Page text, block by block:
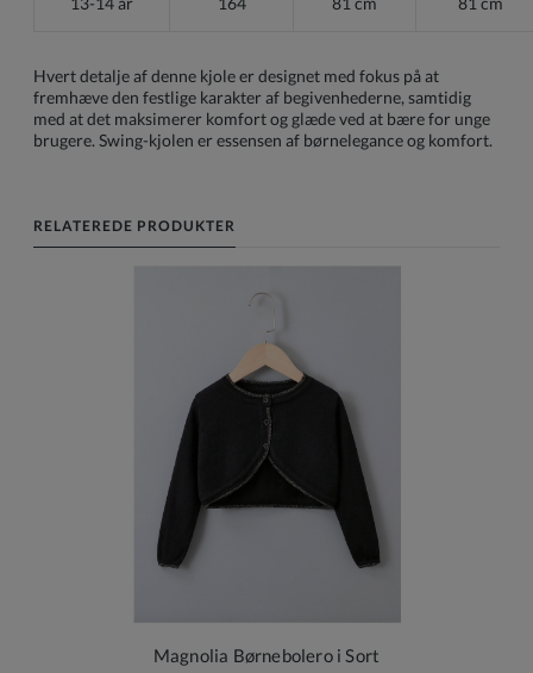
Hvert detalje af denne kjole er designet med fokus på at
fremhæve den festlige karakter af begivenhederne, samtidig
med at det maksimerer komfort og glæde ved at bære for unge
brugere. Swing-kjolen er essensen af børnelegance og komfort.
RELATEREDE PRODUKTER
Magnolia Børnebolero i Sort